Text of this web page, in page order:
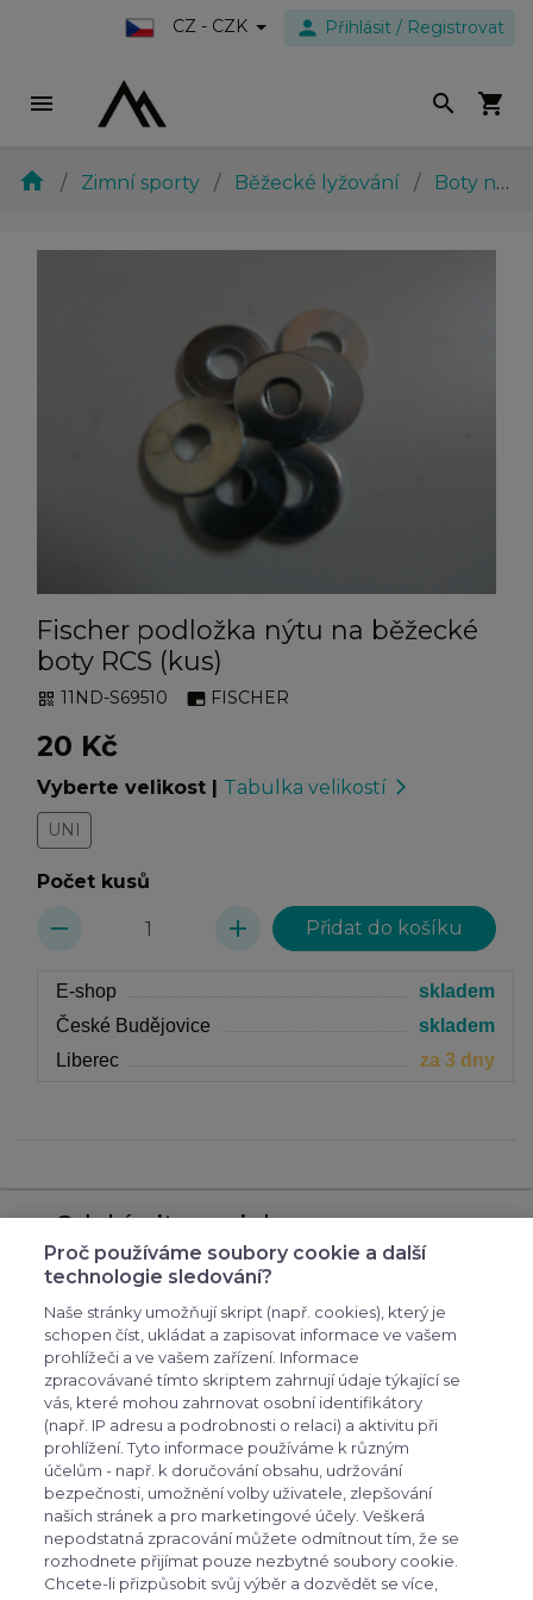
CZ - CZK person Přihlásit / Registrovat
menu search shopping_cart
home Zimní sporty Běžecké lyžování Boty na běžky
Fischer podložka nýtu na běžecké
boty RCS (kus)
qr_code 11ND-S69510 branding_watermark FISCHER
20 Kč
Vyberte velikost Tabulka velikostí arrow_forward_ios
UNI
Počet kusů
remove add
E-shop
skladem
České Budějovice
skladem
Liberec
za 3 dny
Odebírejte novinky
přihlašte se k odběru novinek, aby vám nic
neuniklo
Zákaznické menuexpand_more
Praktické odkazyexpand_more
Proč používáme soubory cookie a další
technologie sledování?
Naše stránky umožňují skript (např. cookies), který je
schopen číst, ukládat a zapisovat informace ve vašem
prohlížeči a ve vašem zařízení. Informace
zpracovávané tímto skriptem zahrnují údaje týkající se
vás, které mohou zahrnovat osobní identifikátory
(např. IP adresu a podrobnosti o relaci) a aktivitu při
prohlížení. Tyto informace používáme k různým
účelům - např. k doručování obsahu, udržování
bezpečnosti, umožnění volby uživatele, zlepšování
našich stránek a pro marketingové účely. Veškerá
nepodstatná zpracování můžete odmítnout tím, že se
rozhodnete přijímat pouze nezbytné soubory cookie.
Chcete-li přizpůsobit svůj výběr a dozvědět se více,